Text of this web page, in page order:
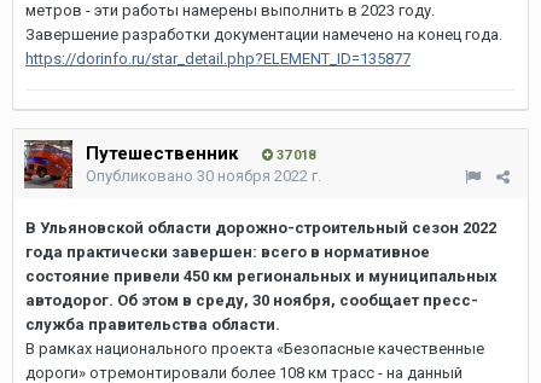
метров - эти работы намерены выполнить в 2023 году.
Завершение разработки документации намечено на конец года.
https://dorinfo.ru/star_detail.php?ELEMENT_ID=135877
Путешественник 37 018
Опубликовано 30 ноября 2022 г.
В Ульяновской области дорожно-строительный сезон 2022
года практически завершен: всего в нормативное
состояние привели 450 км региональных и муниципальных
автодорог. Об этом в среду, 30 ноября, сообщает пресс-
служба правительства области.
В рамках национального проекта «Безопасные качественные
дороги» отремонтировали более 108 км трасс - на данный